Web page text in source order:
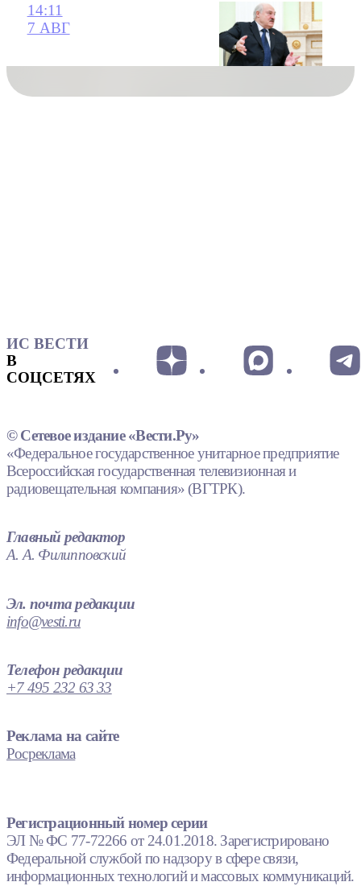
14:11
7 АВГ
ИС ВЕСТИ
В
СОЦСЕТЯХ
© Сетевое издание «Вести.Ру»
«Федеральное государственное унитарное предприятие
Всероссийская государственная телевизионная и
радиовещательная компания» (ВГТРК).
Главный редактор
А. А. Филипповский
Эл. почта редакции
info@vesti.ru
Телефон редакции
+7 495 232 63 33
Реклама на сайте
Росреклама
Регистрационный номер серии
ЭЛ № ФС 77-72266 от 24.01.2018. Зарегистрировано
Федеральной службой по надзору в сфере связи,
информационных технологий и массовых коммуникаций.